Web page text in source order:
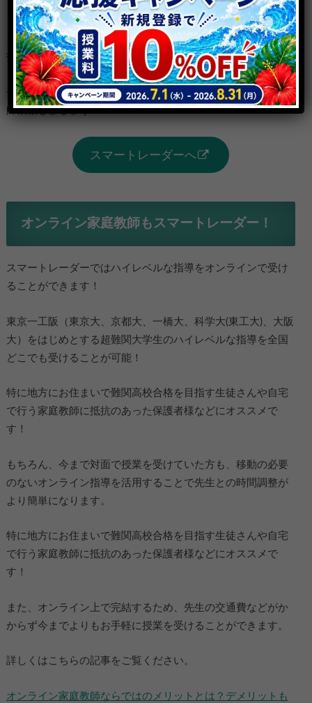
ったりの家庭教師を探すことができます。
スマートレーダーを活用してお子様にぴったりな家庭教師に
指導を依頼して、一緒に大学受験を突破しましょう！
登録は無料！ぜひ強力なサポートをしてくれる先生に家庭教
師依頼しましょう！
スマートレーダーへ
オンライン家庭教師もスマートレーダー！
スマートレーダーではハイレベルな指導をオンラインで受け
ることができます！
東京一工阪（東京大、京都大、一橋大、科学大(東工大)、大阪
大）をはじめとする超難関大学生のハイレベルな指導を全国
どこでも受けることが可能！
特に地方にお住まいで難関高校合格を目指す生徒さんや自宅
で行う家庭教師に抵抗のあった保護者様などにオススメで
す！
もちろん、今まで対面で授業を受けていた方も、移動の必要
のないオンライン指導を活用することで先生との時間調整が
より簡単になります。
特に地方にお住まいで難関高校合格を目指す生徒さんや自宅
で行う家庭教師に抵抗のあった保護者様などにオススメで
す！
また、オンライン上で完結するため、先生の交通費などがか
からず今までよりもお手軽に授業を受けることができます。
詳しくはこちらの記事をご覧ください。
オンライン家庭教師ならではのメリットとは？デメリットも